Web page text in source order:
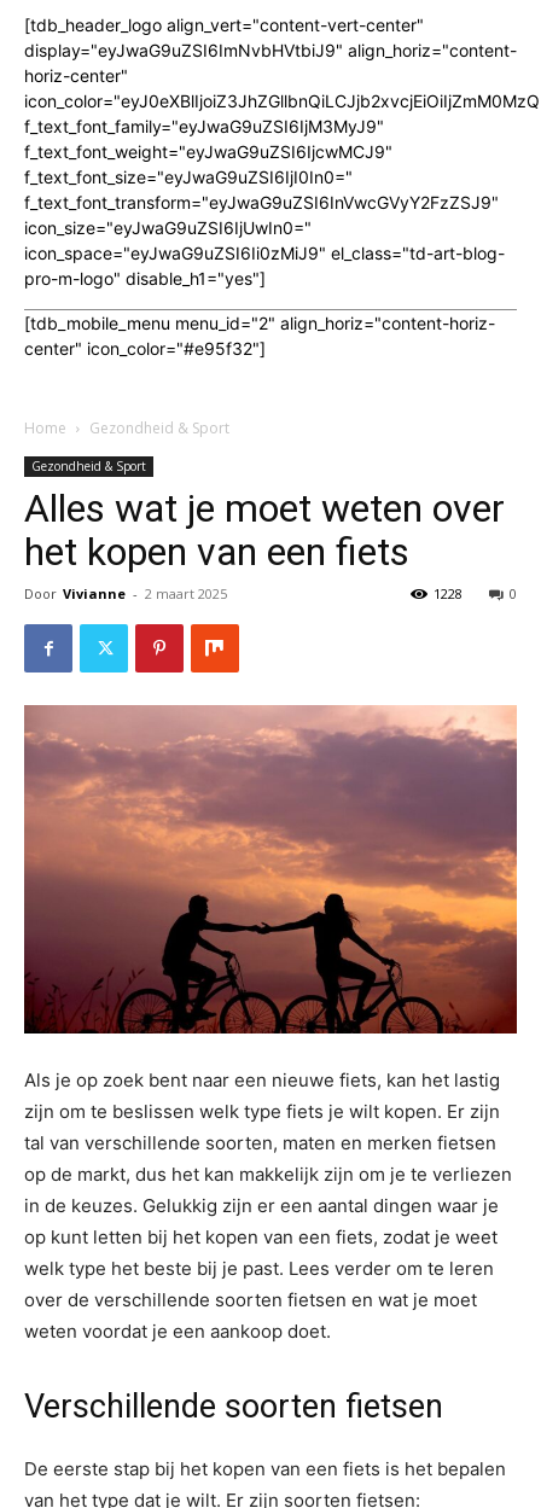
[tdb_header_logo align_vert="content-vert-center"
display="eyJwaG9uZSI6ImNvbHVtbiJ9" align_horiz="content-
horiz-center"
f_text_font_family="eyJwaG9uZSI6IjM3MyJ9"
f_text_font_weight="eyJwaG9uZSI6IjcwMCJ9"
f_text_font_size="eyJwaG9uZSI6IjI0In0="
f_text_font_transform="eyJwaG9uZSI6InVwcGVyY2FzZSJ9"
icon_size="eyJwaG9uZSI6IjUwIn0="
icon_space="eyJwaG9uZSI6Ii0zMiJ9" el_class="td-art-blog-
pro-m-logo" disable_h1="yes"]
[tdb_mobile_menu menu_id="2" align_horiz="content-horiz-
center" icon_color="#e95f32"]
Home Gezondheid & Sport
Gezondheid & Sport
Alles wat je moet weten over
het kopen van een fiets
Door Vivianne - 2 maart 2025 0
1228
Als je op zoek bent naar een nieuwe fiets, kan het lastig
zijn om te beslissen welk type fiets je wilt kopen. Er zijn
tal van verschillende soorten, maten en merken fietsen
op de markt, dus het kan makkelijk zijn om je te verliezen
in de keuzes. Gelukkig zijn er een aantal dingen waar je
op kunt letten bij het kopen van een fiets, zodat je weet
welk type het beste bij je past. Lees verder om te leren
over de verschillende soorten fietsen en wat je moet
weten voordat je een aankoop doet.
Verschillende soorten fietsen
De eerste stap bij het kopen van een fiets is het bepalen
van het type dat je wilt. Er zijn soorten fietsen: